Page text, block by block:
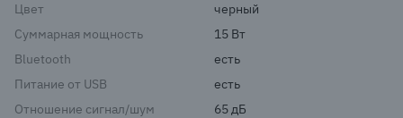
Цвет
черный
Суммарная мощность
15 Вт
Bluetooth
есть
Питание от USB
есть
Отношение сигнал/шум
65 дБ